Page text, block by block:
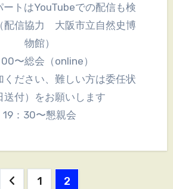
ートはYouTubeでの配信も検
配信協力 大阪市立自然史博
物館）
〜総会（online）
ください、難しい方は委任状
送付）をお願いします
19：30〜懇親会
1 2